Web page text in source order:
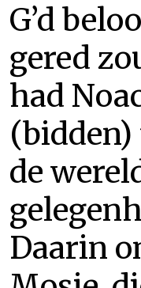
G’d
gered
had
(bidden)
de
Daarin